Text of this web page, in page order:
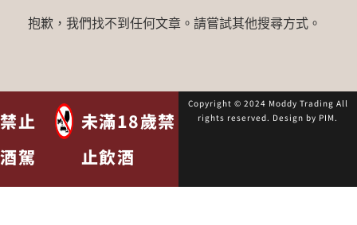
抱歉，我們找不到任何文章。請嘗試其他搜尋方式。
禁止
酒駕
未滿18歲禁
止飲酒
Copyright © 2024 Moddy Trading All
rights reserved. Design by PIM.